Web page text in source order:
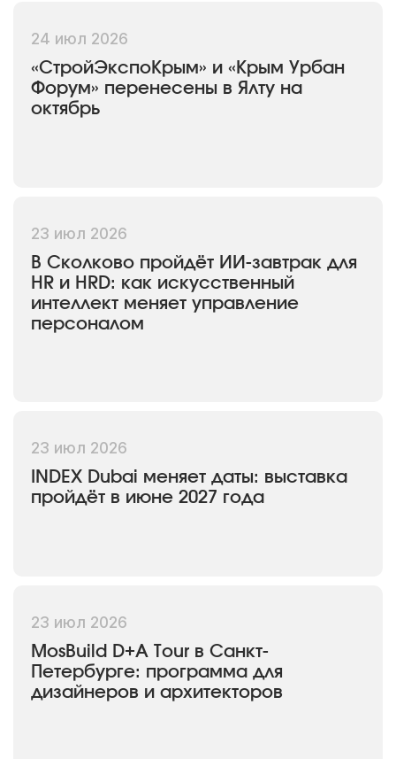
24 июл 2026
«СтройЭкспоКрым» и «Крым Урбан
Форум» перенесены в Ялту на
октябрь
23 июл 2026
В Сколково пройдёт ИИ-завтрак для
HR и HRD: как искусственный
интеллект меняет управление
персоналом
23 июл 2026
INDEX Dubai меняет даты: выставка
пройдёт в июне 2027 года
23 июл 2026
MosBuild D+A Tour в Санкт-
Петербурге: программа для
дизайнеров и архитекторов